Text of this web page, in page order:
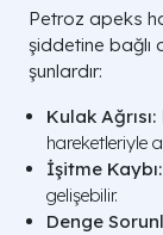
Petroz apeks
şiddetine bağlı
şunlardır:
Kulak Ağrısı:
hareketleriyle
İşitme Kaybı:
gelişebilir.
Denge